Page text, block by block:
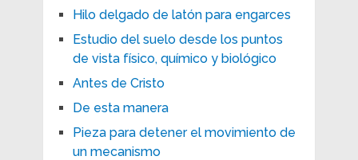
Hilo delgado de latón para engarces
Estudio del suelo desde los puntos
de vista físico, químico y biológico
Antes de Cristo
De esta manera
Pieza para detener el movimiento de
un mecanismo